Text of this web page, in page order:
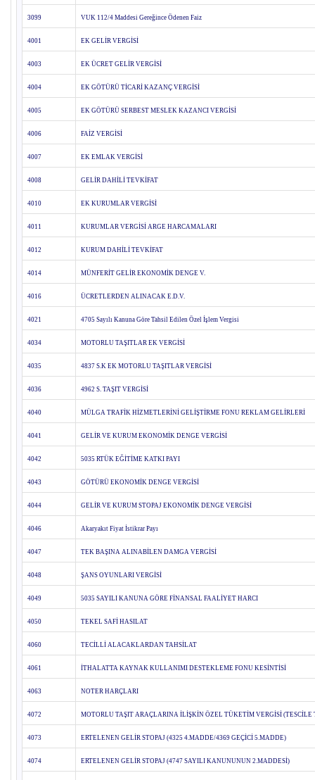
3099 VUK 112/4 Maddesi Gereğince Ödenen Faiz
4001 EK GELİR VERGİSİ
4003 EK ÜCRET GELİR VERGİSİ
4004 EK GÖTÜRÜ TİCARİ KAZANÇ VERGİSİ
4005 EK GÖTÜRÜ SERBEST MESLEK KAZANCI VERGİSİ
4006 FAİZ VERGİSİ
4007 EK EMLAK VERGİSİ
4008 GELİR DAHİLİ TEVKİFAT
4010 EK KURUMLAR VERGİSİ
4011 KURUMLAR VERGİSİ ARGE HARCAMALARI
4012 KURUM DAHİLİ TEVKİFAT
4014 MÜNFERİT GELİR EKONOMİK DENGE V.
4016 ÜCRETLERDEN ALINACAK E.D.V.
4021 4705 Sayılı Kanuna Göre Tahsil Edilen Özel İşlem Vergisi
4034 MOTORLU TAŞITLAR EK VERGİSİ
4035 4837 S.K EK MOTORLU TAŞITLAR VERGİSİ
4036 4962 S. TAŞIT VERGİSİ
4040 MÜLGA TRAFİK HİZMETLERİNİ GELİŞTİRME FONU REKLAM GELİRLERİ
4041 GELİR VE KURUM EKONOMİK DENGE VERGİSİ
4042 5035 RTÜK EĞİTİME KATKI PAYI
4043 GÖTÜRÜ EKONOMİK DENGE VERGİSİ
4044 GELİR VE KURUM STOPAJ EKONOMİK DENGE VERGİSİ
4046 Akaryakıt Fiyat İstikrar Payı
4047 TEK BAŞINA ALINABİLEN DAMGA VERGİSİ
4048 ŞANS OYUNLARI VERGİSİ
4049 5035 SAYILI KANUNA GÖRE FİNANSAL FAALİYET HARCI
4050 TEKEL SAFİ HASILAT
4060 TECİLLİ ALACAKLARDAN TAHSİLAT
4061 İTHALATTA KAYNAK KULLANIMI DESTEKLEME FONU KESİNTİSİ
4063 NOTER HARÇLARI
4072 MOTORLU TAŞIT ARAÇLARINA İLİŞKİN ÖZEL TÜKETİM VERGİSİ
4073 ERTELENEN GELİR STOPAJ (4325 4.MADDE/4369 GEÇİCİ 5.MADDE)
4074 ERTELENEN GELİR STOPAJ (4747 SAYILI KANUNUNUN 2.MADDESİ)